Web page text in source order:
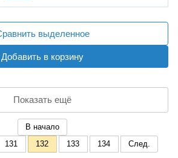
выделенное
Добавить в корзину
Показать ещё
В начало
131 132 133 134 След.